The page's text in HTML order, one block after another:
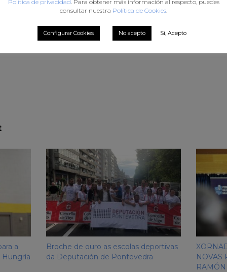
Sectores
a
Hungría
Broche de ouro as escolas deportivas
da Deputación de Pontevedra
NOVAS
Política de privacidad. Para obtener más información al respecto, puedes
consultar nuestra Política de Cookies.
Configurar Cookies No acepto Sí, Acepto